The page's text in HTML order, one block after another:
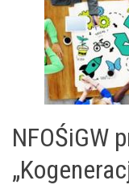
NFOŚiGW